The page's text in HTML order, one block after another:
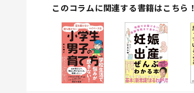
このコラムに関連する書籍はこちら！